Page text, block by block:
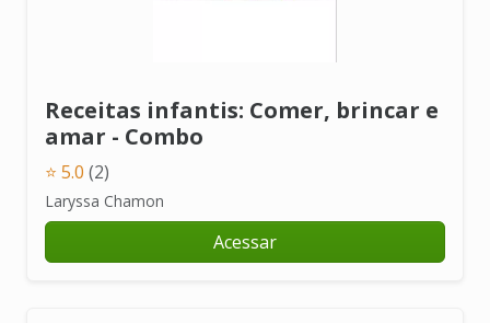
Receitas infantis: Comer, brincar e
amar - Combo
⭐ 5.0 (2)
Laryssa Chamon
Acessar